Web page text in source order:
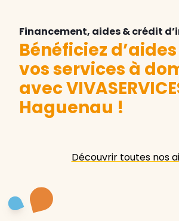
Financement, aides & crédit
Bénéficiez
vos services à
avec
Haguenau !
Découvrir toutes nos